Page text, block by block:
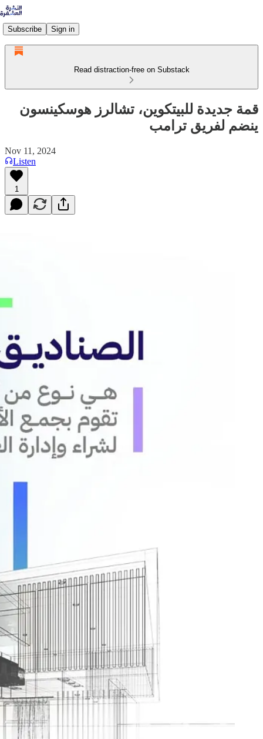
Subscribe Sign in
Read distraction-free on Substack
قمة جديدة للبيتكوين، تشالرز هوسكينسون
ينضم لفريق ترامب
Nov 11, 2024
Listen
1